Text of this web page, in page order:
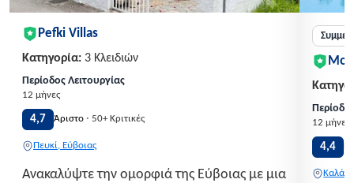
Pefki Villas
Κατηγορία: 3 Κλειδιών
Περίοδος Λειτουργίας
12 μήνες
4,7 Άριστο · 50+ Κριτικές
Πευκί, Εύβοιας
Ανακαλύψτε την ομορφιά της Εύβοιας με μια
12 μήνες
4,4